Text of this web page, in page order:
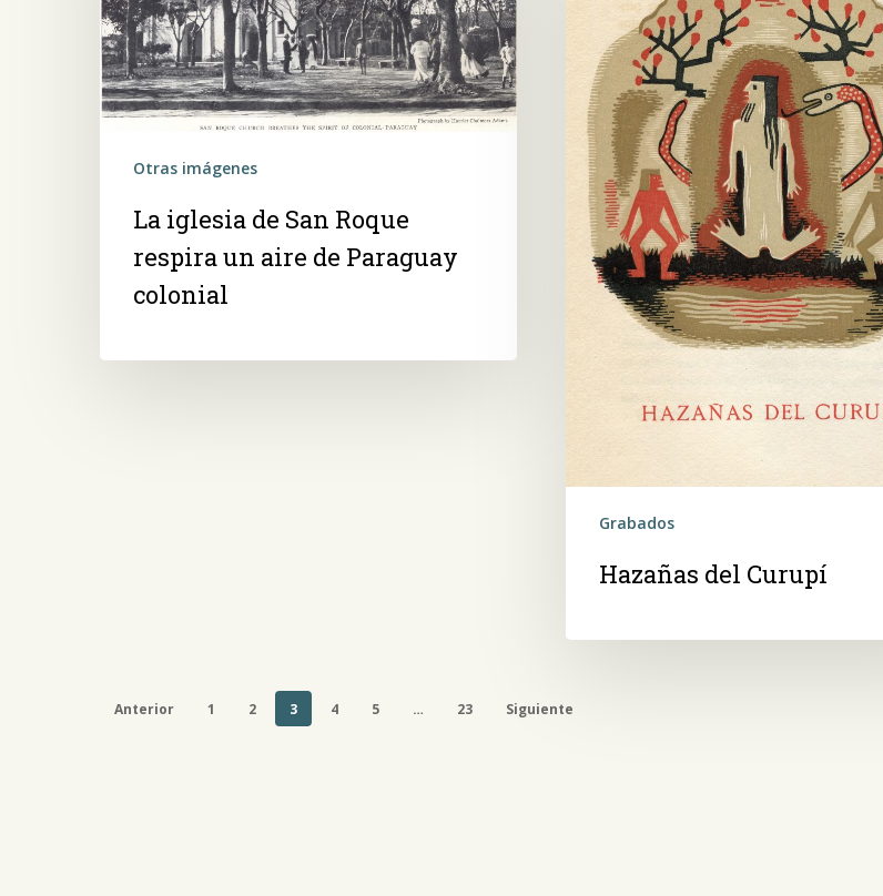
respira
un
aire
de
colonialOtras imágenes
La iglesia de San Roque
respira un aire de Paraguay
colonial
Grabados
Hazañas del Curupí
Anterior 1 2 3 4 5 … 23 Siguiente